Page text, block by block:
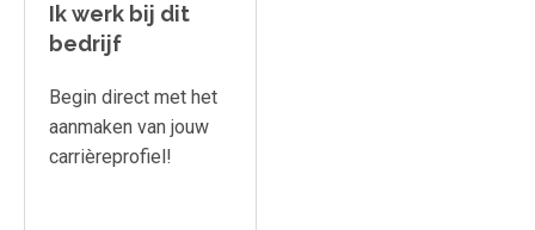
Ik werk bij dit
bedrijf
Begin direct met het
aanmaken van jouw
carrièreprofiel!